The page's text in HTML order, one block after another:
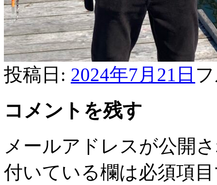
投稿日: 2024年7月21日
コメントを残す
メールアドレスが公開
付いている欄は必須項